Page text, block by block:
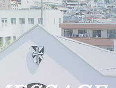
募集案内
児童募集のご案内
学校見学会
諸届出用紙